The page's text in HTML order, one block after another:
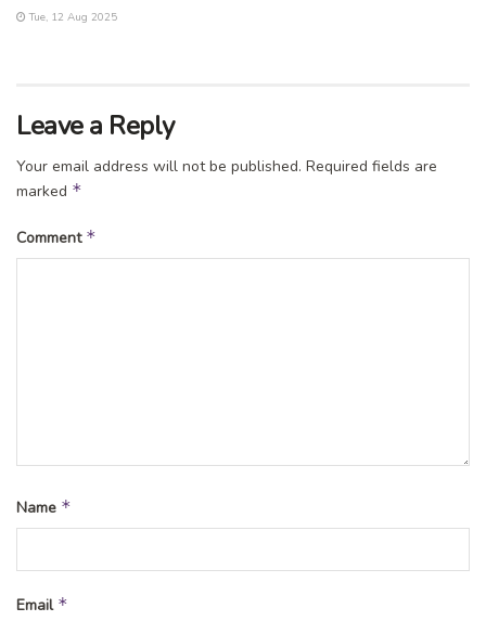
Tue, 12 Aug 2025
Leave a Reply
Your email address will not be published. Required fields are
marked *
Comment *
Name *
Email *